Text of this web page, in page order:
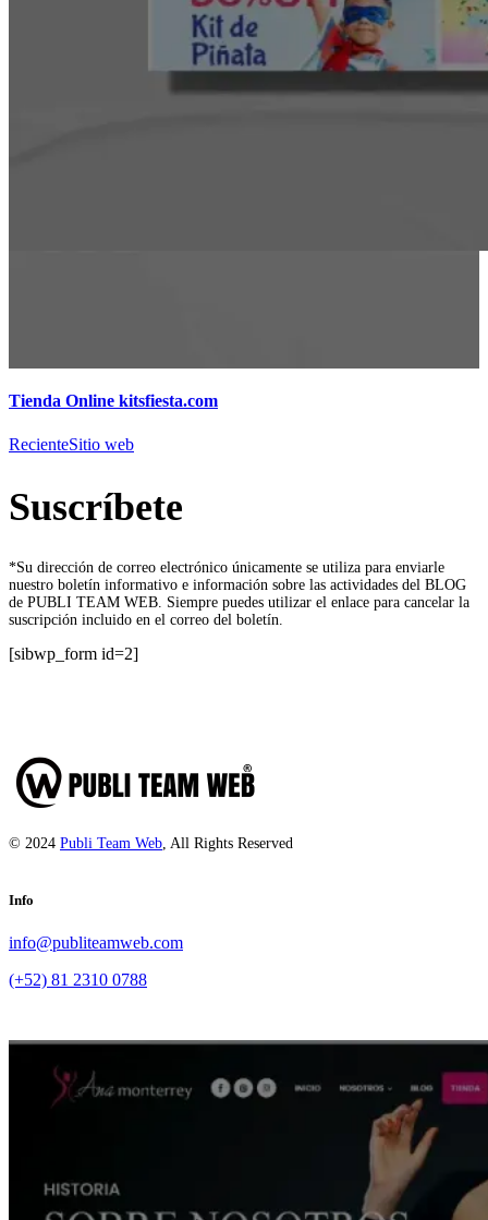
Tienda Online kitsfiesta.com
RecienteSitio web
Suscríbete
*Su dirección de correo electrónico únicamente se utiliza para enviarle
nuestro boletín informativo e información sobre las actividades del BLOG
de PUBLI TEAM WEB. Siempre puedes utilizar el enlace para cancelar la
suscripción incluido en el correo del boletín.
[sibwp_form id=2]
© 2024 Publi Team Web , All Rights Reserved
Info
info@publiteamweb.com
(+52) 81 2310 0788